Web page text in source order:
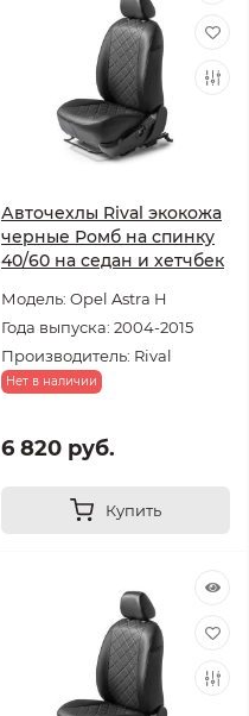
Авточехлы Rival экокожа
черные Ромб на спинку
40/60 на седан и хетчбек
Модель: Opel Astra H
Года выпуска: 2004-2015
Производитель: Rival
Нет в наличии
6 820 руб.
Купить